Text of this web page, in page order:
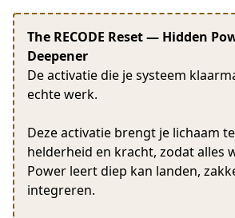
The RECODE Reset — Hidden
Deepener
De activatie die je systeem
echte werk.
Deze activatie brengt je lichaam
helderheid en kracht, zodat alles
Power leert diep kan landen,
integreren.